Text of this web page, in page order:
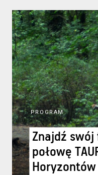
PROGRAM
Znajdź
połowę
Horyzontów
Znajdź
połowę
Horyzontów